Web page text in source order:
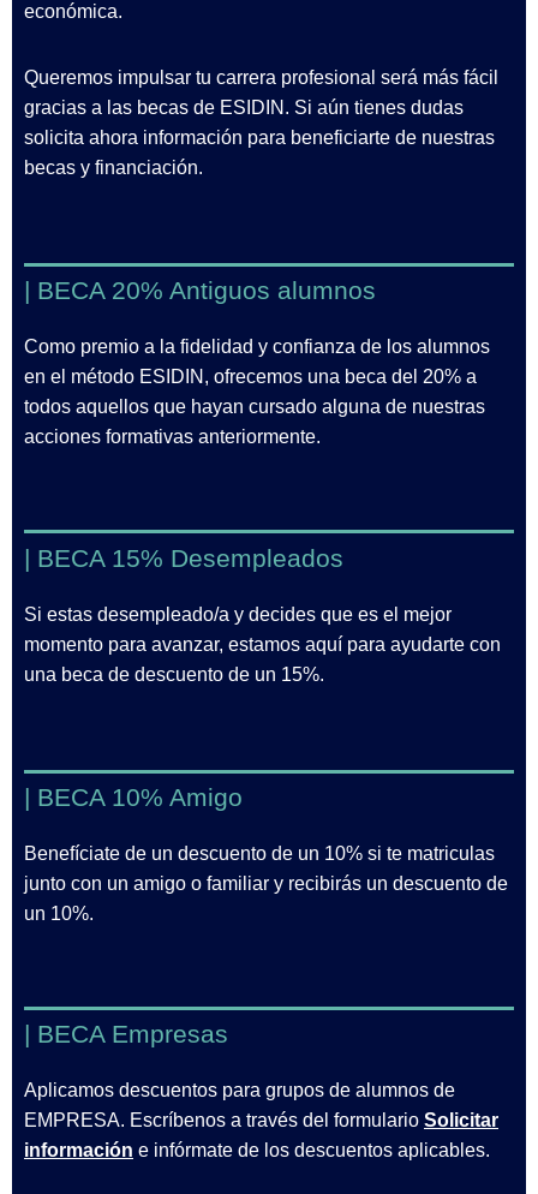
económica.
Queremos impulsar tu carrera profesional será más fácil
gracias a las becas de ESIDIN. Si aún tienes dudas
solicita ahora información para beneficiarte de nuestras
becas y financiación.
| BECA 20% Antiguos alumnos
Como premio a la fidelidad y confianza de los alumnos
en el método ESIDIN, ofrecemos una beca del 20% a
todos aquellos que hayan cursado alguna de nuestras
acciones formativas anteriormente.
| BECA 15% Desempleados
Si estas desempleado/a y decides que es el mejor
momento para avanzar, estamos aquí para ayudarte con
una beca de descuento de un 15%.
| BECA 10% Amigo
Benefíciate de un descuento de un 10% si te matriculas
junto con un amigo o familiar y recibirás un descuento de
un 10%.
| BECA Empresas
Aplicamos descuentos para grupos de alumnos de
EMPRESA. Escríbenos a través del formulario Solicitar
información e infórmate de los descuentos aplicables.